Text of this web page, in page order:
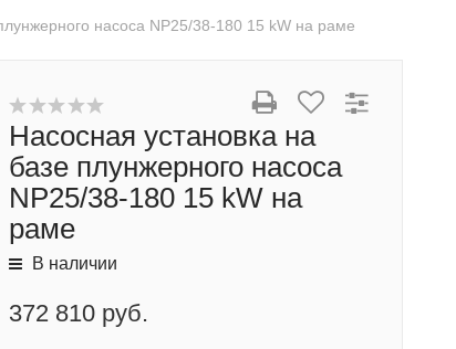
насоса NP25/38-180 15 kW на раме
Насосная установка на
базе плунжерного насоса
NP25/38-180 15 kW на
раме
В наличии
372 810 руб.